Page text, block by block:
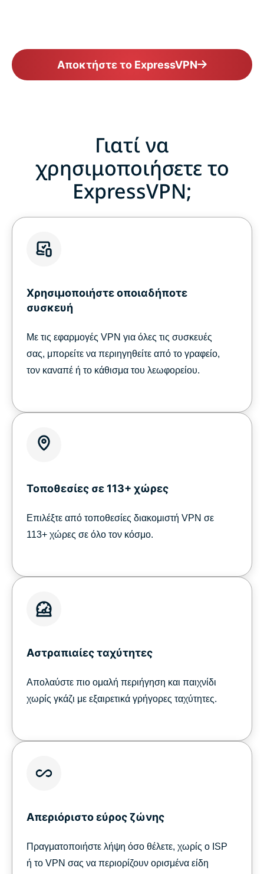
Αποκτήστε το ExpressVPN
Γιατί να
χρησιμοποιήσετε το
ExpressVPN;
Χρησιμοποιήστε οποιαδήποτε
συσκευή
Με τις εφαρμογές VPN για όλες τις συσκευές
σας, μπορείτε να περιηγηθείτε από το γραφείο,
τον καναπέ ή το κάθισμα του λεωφορείου.
Τοποθεσίες σε 113+ χώρες
Επιλέξτε από τοποθεσίες διακομιστή VPN σε
113+ χώρες σε όλο τον κόσμο.
Αστραπιαίες ταχύτητες
Απολαύστε πιο ομαλή περιήγηση και παιχνίδι
χωρίς γκάζι με εξαιρετικά γρήγορες ταχύτητες.
Απεριόριστο εύρος ζώνης
Πραγματοποιήστε λήψη όσο θέλετε, χωρίς ο ISP
ή το VPN σας να περιορίζουν ορισμένα είδη